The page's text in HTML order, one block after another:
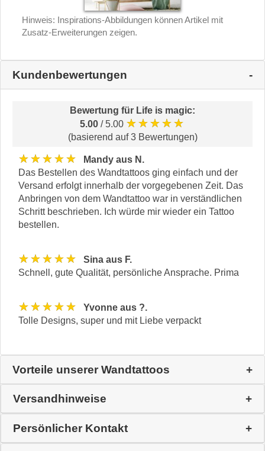
Hinweis: Inspirations-Abbildungen können Artikel mit
Zusatz-Erweiterungen zeigen.
Kundenbewertungen
Bewertung für Life is magic:
5.00 / 5.00 ★★★★★
(basierend auf 3 Bewertungen)
★★★★★
Mandy aus N.
Das Bestellen des Wandtattoos ging einfach und der
Versand erfolgt innerhalb der vorgegebenen Zeit. Das
Anbringen von dem Wandtattoo war in verständlichen
Schritt beschrieben. Ich würde mir wieder ein Tattoo
bestellen.
★★★★★
Sina aus F.
Schnell, gute Qualität, persönliche Ansprache. Prima
★★★★★
Yvonne aus ?.
Tolle Designs, super und mit Liebe verpackt
Vorteile unserer Wandtattoos
Versandhinweise
Persönlicher Kontakt